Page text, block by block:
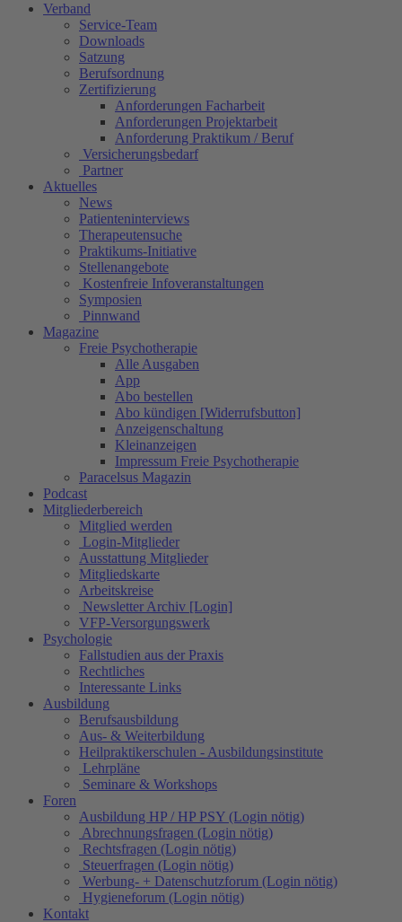
Verband
Service-Team
Downloads
Satzung
Berufsordnung
Zertifizierung
Anforderungen Facharbeit
Anforderungen Projektarbeit
Anforderung Praktikum / Beruf
Versicherungsbedarf
Partner
Aktuelles
News
Patienteninterviews
Therapeutensuche
Praktikums-Initiative
Stellenangebote
Kostenfreie Infoveranstaltungen
Symposien
Pinnwand
Magazine
Freie Psychotherapie
Alle Ausgaben
App
Abo bestellen
Abo kündigen [Widerrufsbutton]
Anzeigenschaltung
Kleinanzeigen
Impressum Freie Psychotherapie
Paracelsus Magazin
Podcast
Mitgliederbereich
Mitglied werden
Login-Mitglieder
Ausstattung Mitglieder
Mitgliedskarte
Arbeitskreise
Newsletter Archiv [Login]
VFP-Versorgungswerk
Psychologie
Fallstudien aus der Praxis
Rechtliches
Interessante Links
Ausbildung
Berufsausbildung
Aus- & Weiterbildung
Heilpraktikerschulen - Ausbildungsinstitute
Lehrpläne
Seminare & Workshops
Foren
Ausbildung HP / HP PSY (Login nötig)
Abrechnungsfragen (Login nötig)
Rechtsfragen (Login nötig)
Steuerfragen (Login nötig)
Werbung- + Datenschutzforum (Login nötig)
Hygieneforum (Login nötig)
Kontakt